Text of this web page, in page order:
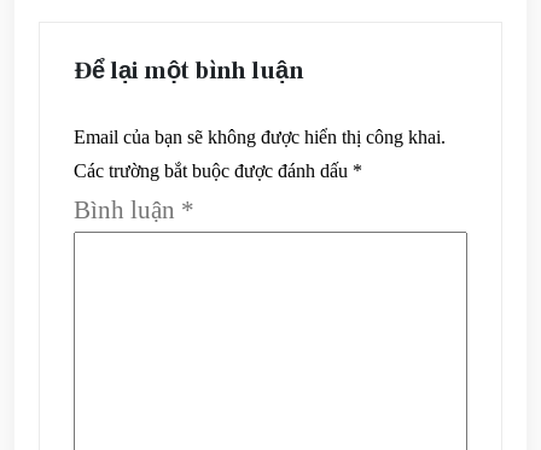
Để lại một bình luận
Email của bạn sẽ không được hiển thị công khai.
Các trường bắt buộc được đánh dấu *
Bình luận *